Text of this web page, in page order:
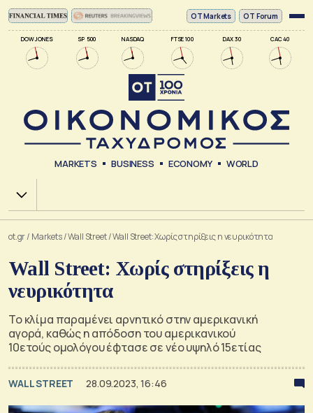
DOW JONES SP 500 NASDAQ FTSE 100 DAX 30 CAC 40
ΟΤ Markets OT Forum
MARKETS BUSINESS ECONOMY WORLD
Χ.Α.
ot.gr/ Markets/Wall Street/Wall Street: Χωρίς στηρίξεις η νευρικότητα
Wall Street: Χωρίς στηρίξεις η
νευρικότητα
Το κλίμα παραμένει αρνητικό στην αμερικανική
αγορά, καθώς η απόδοση του αμερικανικού
10ετούς ομολόγου έφτασε σε νέο υψηλό 15ετίας
WALL STREET 28.09.2023, 16:46